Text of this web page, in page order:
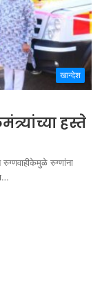
खान्देश
हस्ते
रुग्णांना